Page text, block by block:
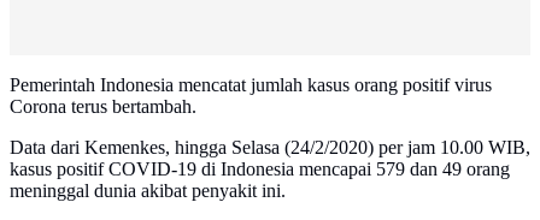
Pemerintah Indonesia mencatat jumlah kasus orang positif virus
Corona terus bertambah.
Data dari Kemenkes, hingga Selasa (24/2/2020) per jam 10.00 WIB,
kasus positif COVID-19 di Indonesia mencapai 579 dan 49 orang
meninggal dunia akibat penyakit ini.